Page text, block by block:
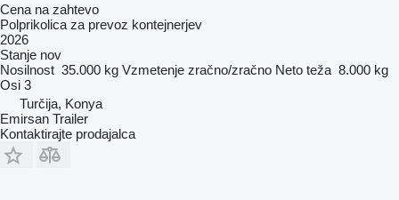
Cena na zahtevo
Polprikolica za prevoz kontejnerjev
2026
Stanje nov
Nosilnost 35.000 kg Vzmetenje zračno/zračno Neto teža 8.000 kg
Osi 3
Turčija, Konya
Emirsan Trailer
Kontaktirajte prodajalca